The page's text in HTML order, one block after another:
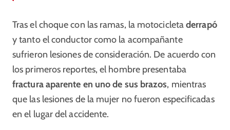
Tras el choque con las ramas, la motocicletaderrapó
y tanto el conductor como la acompañante
sufrieron lesiones de consideración. De acuerdo con
los primeros reportes, el hombre presentaba
fractura aparente en uno de sus brazos, mientras
que las lesiones de la mujer no fueron especificadas
en el lugar del accidente.